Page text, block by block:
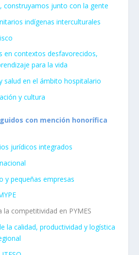
construyamos junto con la gente
indígenas interculturales
en contextos desfavorecidos,
para la vida
salud en el ámbito hospitalario
y cultura
con mención honorífica
jurídicos integrados
y pequeñas empresas
la competitividad en PYMES
la calidad, productividad y logística